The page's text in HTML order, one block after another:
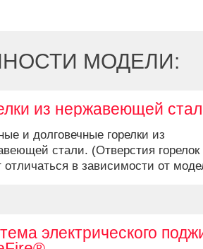
МОДЕЛИ:
из нержавеющей
и долговечные горелки из
стали. (Отверстия горелок
отличаться в зависимости от
электрического